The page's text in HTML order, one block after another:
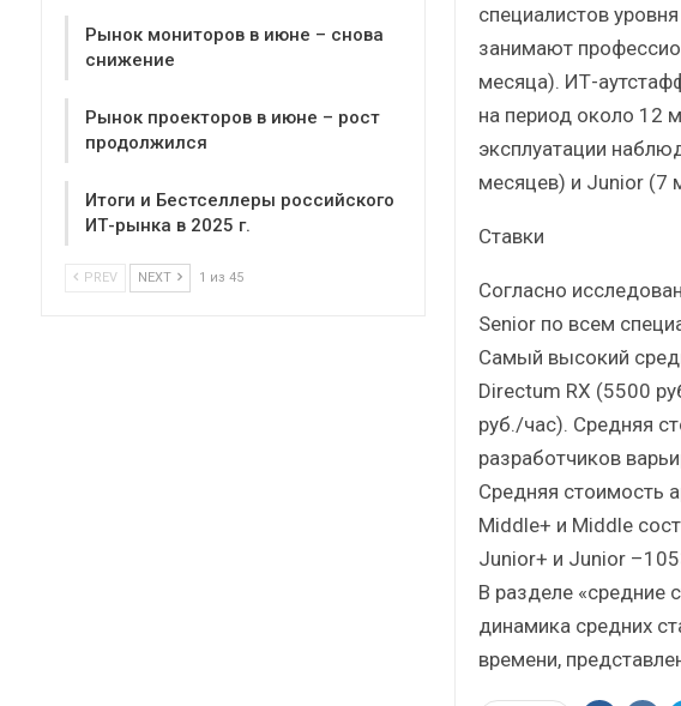
специалистов
занимают
месяца). ИТ-
на период около 12
эксплуатации
месяцев) и Junior (7
Ставки
Согласно
Senior по всем
Самый высокий
Directum RX (5500
руб./час). Средняя
разработчиков
Средняя стоимость
Middle+ и Middle
Junior+ и Junior
В разделе «средние
динамика средних
времени,
Рынок мониторов в июне – снова
снижение
Рынок проекторов в июне – рост
продолжился
Итоги и Бестселлеры российского
ИТ-рынка в 2025 г.
PREV NEXT 1 из 45